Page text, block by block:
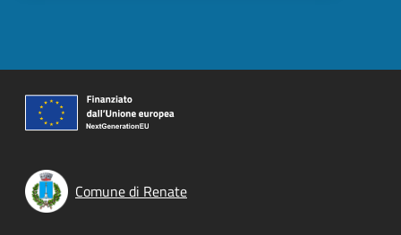
Comune di Renate